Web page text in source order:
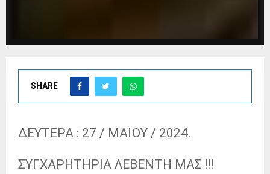
SHARE
ΔΕΥΤΕΡΑ : 27 / ΜΑΪΟΥ / 2024.
ΣΥΓΧΑΡΗΤΗΡΙΑ ΛΕΒΕΝΤΗ ΜΑΣ !!!